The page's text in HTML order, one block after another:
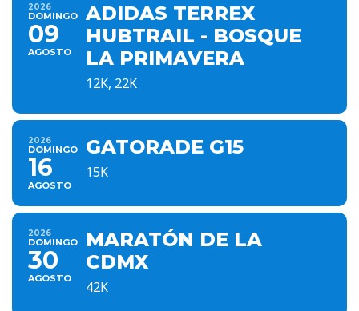
2026
DOMINGO
09
AGOSTO
ADIDAS TERREX
HUBTRAIL - BOSQUE
LA PRIMAVERA
12K, 22K
2026
DOMINGO
16
AGOSTO
GATORADE G15
15K
2026
DOMINGO
30
AGOSTO
MARATÓN DE LA
CDMX
42K